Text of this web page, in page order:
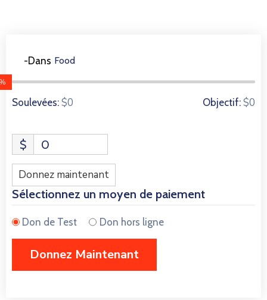
-Dans Food
Soulevées: $0 Objectif: $0
$ 0
Donnez maintenant
Sélectionnez un moyen de paiement
Don de Test Don hors ligne